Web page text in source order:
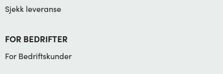
Sjekk leveranse
FOR BEDRIFTER
For Bedriftskunder